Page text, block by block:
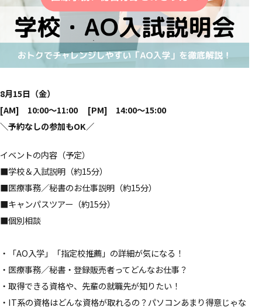
8月15日（金）
[AM] 10:00～11:00 [PM] 14:00～15:00
＼予約なしの参加もOK／
イベントの内容（予定）
■学校＆入試説明（約15分）
■医療事務／秘書のお仕事説明（約15分）
■キャンパスツアー（約15分）
■個別相談
・「AO入学」「指定校推薦」の詳細が気になる！
・医療事務／秘書・登録販売者ってどんなお仕事？
・取得できる資格や、先輩の就職先が知りたい！
・IT系の資格はどんな資格が取れるの？パソコンあまり得意じゃな